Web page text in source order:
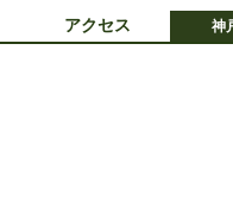
アクセス 神